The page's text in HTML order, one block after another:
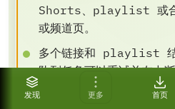
发现 更多 首页
Shorts、playlist 或合
或频道页。
多个链接和 playlist 结
队列任务可以重试并在中
如果需要指定输出，请在